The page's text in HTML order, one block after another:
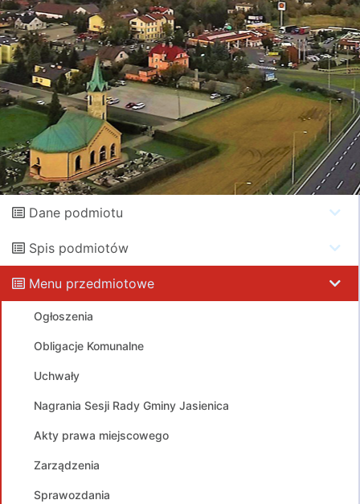
Dane podmiotu
Spis podmiotów
Menu przedmiotowe
Ogłoszenia
Obligacje Komunalne
Uchwały
Nagrania Sesji Rady Gminy Jasienica
Akty prawa miejscowego
Zarządzenia
Sprawozdania